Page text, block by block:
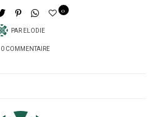
PAR ELODIE
0
0 COMMENTAIRE